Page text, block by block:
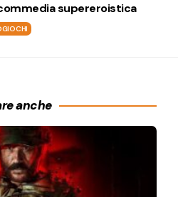
supereroistica
anche